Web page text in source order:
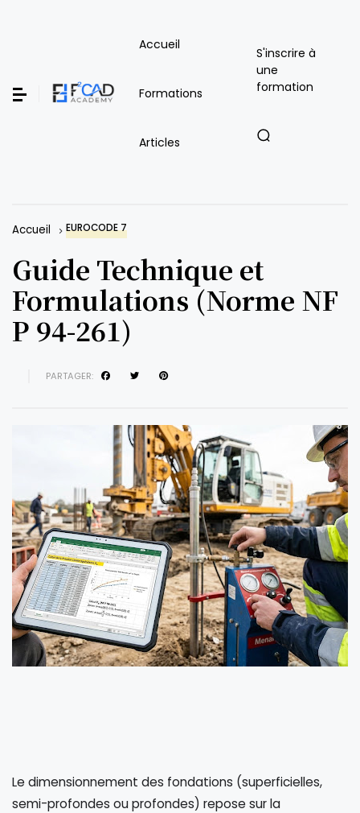
Accueil
Formations
Articles
S'inscrire à
une
formation
Accueil EUROCODE 7
Guide Technique et
Formulations (Norme NF
P 94-261)
PARTAGER:
Le dimensionnement des fondations (superficielles,
semi-profondes ou profondes) repose sur la